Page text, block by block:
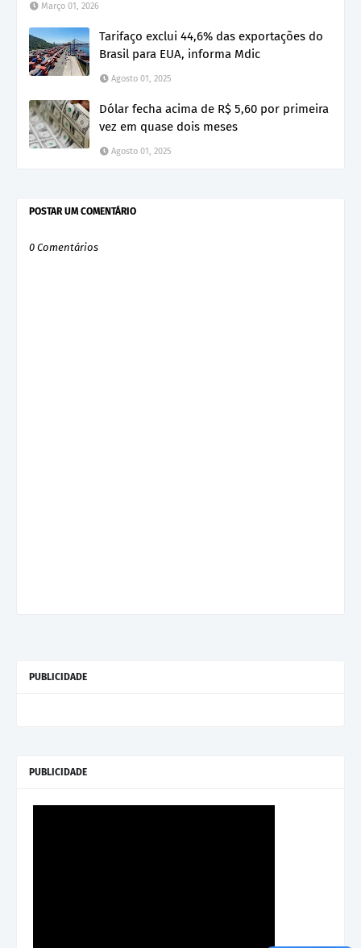
Março 01, 2026
Tarifaço exclui 44,6% das exportações do
Brasil para EUA, informa Mdic
Agosto 01, 2025
Dólar fecha acima de R$ 5,60 por primeira
vez em quase dois meses
Agosto 01, 2025
POSTAR UM COMENTÁRIO
0 Comentários
PUBLICIDADE
PUBLICIDADE